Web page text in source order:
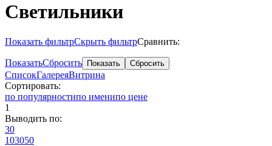
Светильники
Показать фильтрСкрыть фильтрСравнить:
ПоказатьСбросить
СписокГалереяВитрина
Сортировать:
по популярностипо именипо цене
1
Выводить по:
30
103050